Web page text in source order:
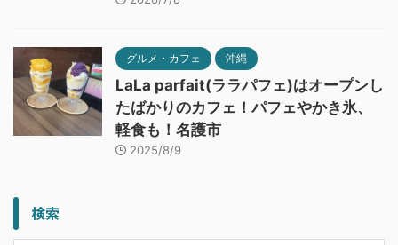
グルメ・カフェ 沖縄
LaLa parfait(ララパフェ)はオープンし
たばかりのカフェ！パフェやかき氷、
軽食も！名護市
2025/8/9
検索